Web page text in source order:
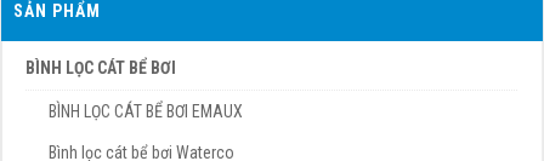
SẢN PHẨM
BÌNH LỌC CÁT BỂ BƠI
BÌNH LỌC CÁT BỂ BƠI EMAUX
Bình lọc cát bể bơi Waterco